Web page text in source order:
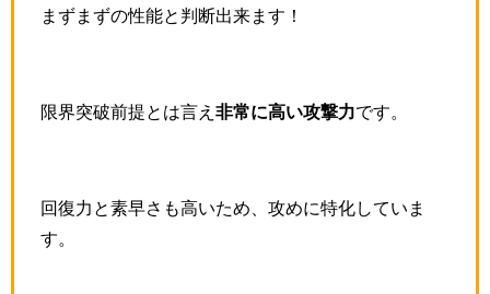
まずまずの性能と判断出来ます！
限界突破前提とは言え 非常に高い攻撃力です。
回復力と素早さも高いため、攻めに特化していま
す。